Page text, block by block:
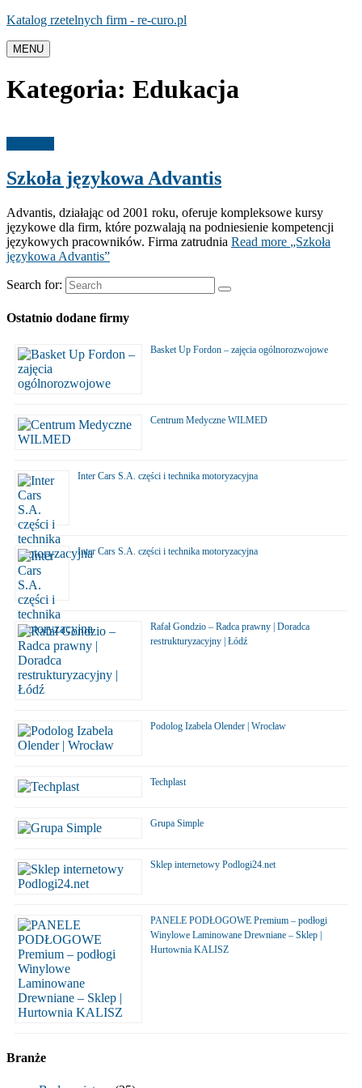
Katalog rzetelnych firm - re-curo.pl
MENU
Kategoria: Edukacja
Szkoła językowa Advantis
Advantis, działając od 2001 roku, oferuje kompleksowe kursy
językowe dla firm, które pozwalają na podniesienie kompetencji
językowych pracowników. Firma zatrudnia Read more „Szkoła
językowa Advantis”
Search for:
Ostatnio dodane firmy
Basket Up Fordon – zajęcia ogólnorozwojowe
Centrum Medyczne WILMED
Inter Cars S.A. części i technika motoryzacyjna
Inter Cars S.A. części i technika motoryzacyjna
Rafał Gondzio – Radca prawny | Doradca
restrukturyzacyjny | Łódź
Podolog Izabela Olender | Wrocław
Techplast
Grupa Simple
Sklep internetowy Podlogi24.net
PANELE PODŁOGOWE Premium – podłogi
Winylowe Laminowane Drewniane – Sklep |
Hurtownia KALISZ
Branże